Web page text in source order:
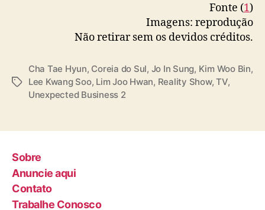
Fonte (1)
Imagens: reprodução
Não retirar sem os devidos créditos.
T
Cha Tae Hyun, Coreia do Sul, Jo In Sung, Kim Woo Bin,
Lee Kwang Soo, Lim Joo Hwan, Reality Show,TV,
Unexpected Business 2
Sobre
Anuncie aqui
Contato
Trabalhe Conosco